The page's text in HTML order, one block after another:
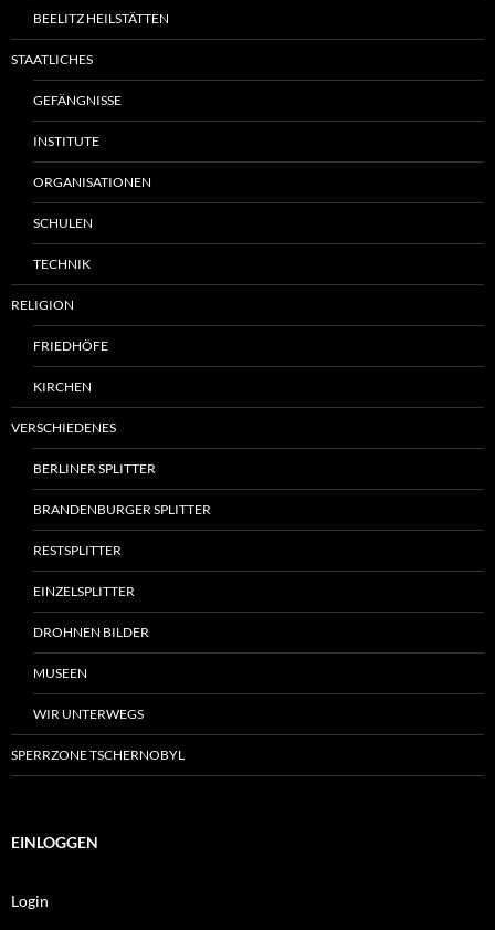
BEELITZ HEILSTÄTTEN
STAATLICHES
GEFÄNGNISSE
INSTITUTE
ORGANISATIONEN
SCHULEN
TECHNIK
RELIGION
FRIEDHÖFE
KIRCHEN
VERSCHIEDENES
BERLINER SPLITTER
BRANDENBURGER SPLITTER
RESTSPLITTER
EINZELSPLITTER
DROHNEN BILDER
MUSEEN
WIR UNTERWEGS
SPERRZONE TSCHERNOBYL
EINLOGGEN
Login